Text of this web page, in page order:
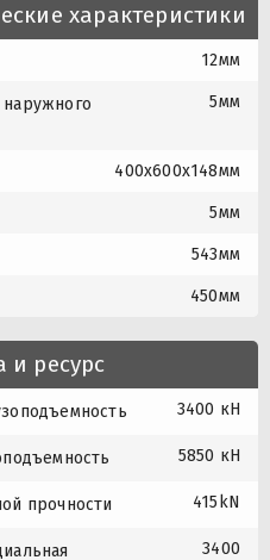
характеристики
12мм
5мм
400x600x148мм
5мм
543мм
450мм
и ресурс
3400 кН
5850 кН
прочности 415kN
3400